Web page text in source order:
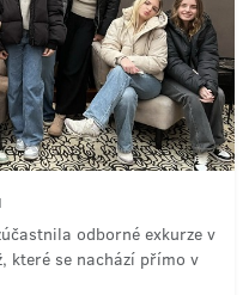
odborné exkurze v
které se nachází přímo v